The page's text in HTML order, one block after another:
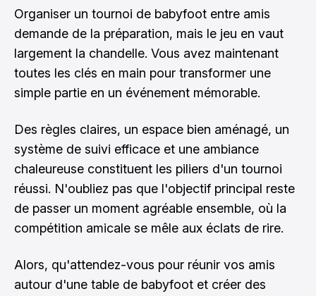
Organiser un tournoi de babyfoot entre amis
demande de la préparation, mais le jeu en vaut
largement la chandelle. Vous avez maintenant
toutes les clés en main pour transformer une
simple partie en un événement mémorable.
Des règles claires, un espace bien aménagé, un
système de suivi efficace et une ambiance
chaleureuse constituent les piliers d'un tournoi
réussi. N'oubliez pas que l'objectif principal reste
de passer un moment agréable ensemble, où la
compétition amicale se mêle aux éclats de rire.
Alors, qu'attendez-vous pour réunir vos amis
autour d'une table de babyfoot et créer des